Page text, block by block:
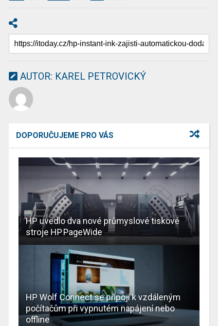
AUTOR: KAREL PETROVICKÝ
DOPORUČUJEME PRO VÁS
HP uvedlo dva nové průmyslové tiskové
stroje HP PageWide
HP Wolf Connect se připojí k vzdáleným
počítačům při vypnutém napájení nebo
offline